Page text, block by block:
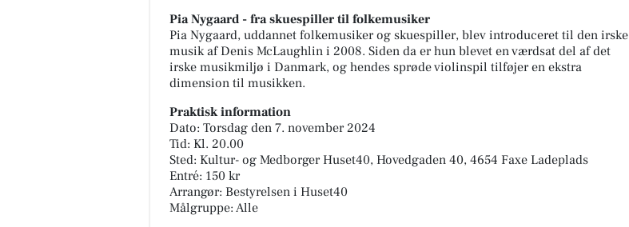
Pia Nygaard - fra skuespiller til folkemusiker
Pia Nygaard, uddannet folkemusiker og skuespiller, blev introduceret til den irske
musik af Denis McLaughlin i 2008. Siden da er hun blevet en værdsat del af det
irske musikmiljø i Danmark, og hendes sprøde violinspil tilføjer en ekstra
dimension til musikken.
Praktisk information
Dato: Torsdag den 7. november 2024
Tid: Kl. 20.00
Sted: Kultur- og Medborger Huset40, Hovedgaden 40, 4654 Faxe Ladeplads
Entré: 150 kr
Arrangør: Bestyrelsen i Huset40
Målgruppe: Alle